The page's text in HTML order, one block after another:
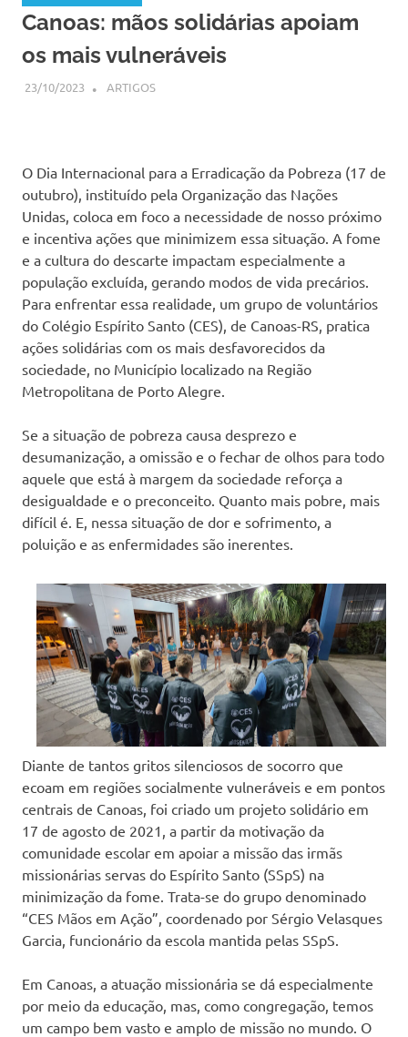
Canoas: mãos solidárias apoiam
os mais vulneráveis
23/10/2023 SSPS BRASIL
ARTIGOS
O Dia Internacional para a Erradicação da Pobreza (17 de
outubro), instituído pela Organização das Nações
Unidas, coloca em foco a necessidade de nosso próximo
e incentiva ações que minimizem essa situação. A fome
e a cultura do descarte impactam especialmente a
população excluída, gerando modos de vida precários.
Para enfrentar essa realidade, um grupo de voluntários
do Colégio Espírito Santo (CES), de Canoas-RS, pratica
ações solidárias com os mais desfavorecidos da
sociedade, no Município localizado na Região
Metropolitana de Porto Alegre.
Se a situação de pobreza causa desprezo e
desumanização, a omissão e o fechar de olhos para todo
aquele que está à margem da sociedade reforça a
desigualdade e o preconceito. Quanto mais pobre, mais
difícil é. E, nessa situação de dor e sofrimento, a
poluição e as enfermidades são inerentes.
Diante de tantos gritos silenciosos de socorro que
ecoam em regiões socialmente vulneráveis e em pontos
centrais de Canoas, foi criado um projeto solidário em
17 de agosto de 2021, a partir da motivação da
comunidade escolar em apoiar a missão das irmãs
missionárias servas do Espírito Santo (SSpS) na
minimização da fome. Trata-se do grupo denominado
“CES Mãos em Ação”, coordenado por Sérgio Velasques
Garcia, funcionário da escola mantida pelas SSpS.
Em Canoas, a atuação missionária se dá especialmente
por meio da educação, mas, como congregação, temos
um campo bem vasto e amplo de missão no mundo. O